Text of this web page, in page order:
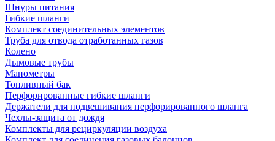
Шнуры питания
Гибкие шланги
Комплект соединительных элементов
Труба для отвода отработанных газов
Колено
Дымовые трубы
Манометры
Топливный бак
Перфорированные гибкие шланги
Держатели для подвешивания перфорированного шланга
Чехлы-защита от дождя
Комплекты для рециркуляции воздуха